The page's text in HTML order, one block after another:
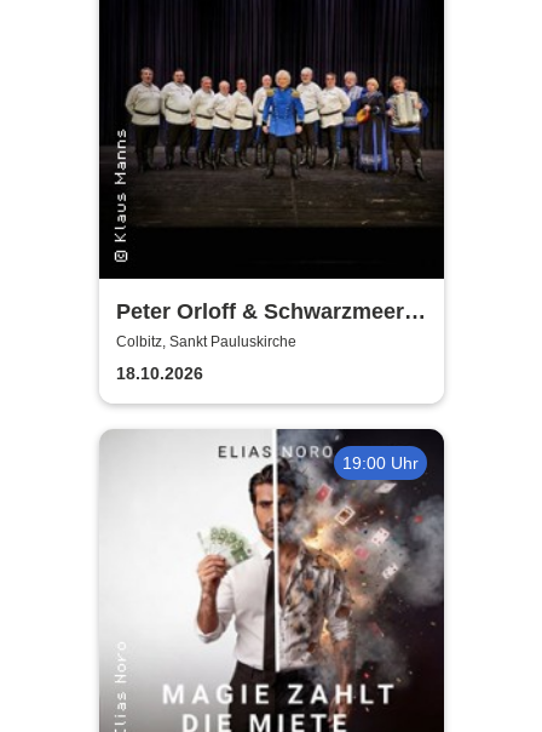
Peter Orloff & Schwarzmeer
Kosaken Chor - Die
Abschiedstournee
Colbitz, Sankt Pauluskirche
18.10.2026
19:00 Uhr